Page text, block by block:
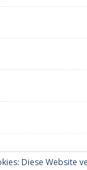
Diese Website